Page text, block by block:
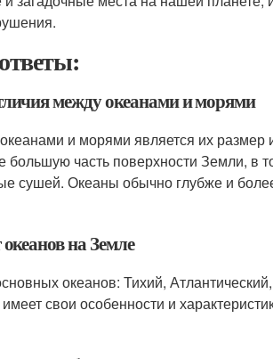
между океанами и морями
и морями является их размер
часть поверхности Земли, в
сушей. Океаны обычно глубже и
на Земле
океанов: Тихий,
свои особенности и